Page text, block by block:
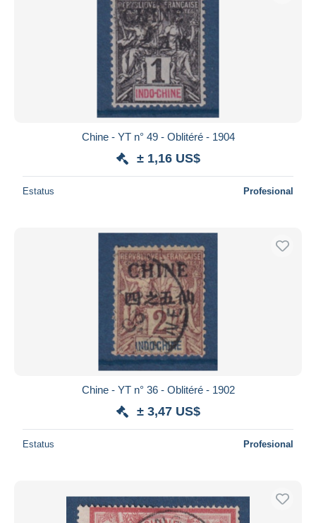
Chine - YT n° 49 - Oblitéré - 1904
± 1,16 US$
Estatus Profesional
Chine - YT n° 36 - Oblitéré - 1902
± 3,47 US$
Estatus Profesional